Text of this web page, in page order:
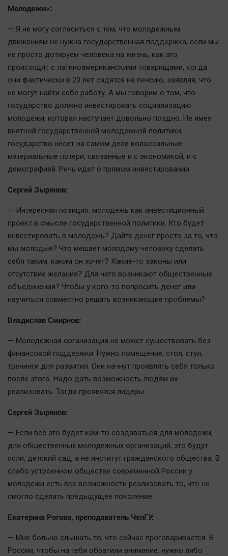
Молодежи»:
— Я не могу согласиться с тем, что молодежным
движениям не нужна государственная поддержка, если мы
не просто дотируем человека на жизнь, как это
происходит с латиноамериканскими товарищами, когда
они фактически в 20 лет садятся на пенсию, заявляя, что
не могут найти себе работу. А мы говорим о том, что
государство должно инвестировать социализацию
молодежи, которая наступает довольно поздно. Не имея
внятной государственной молодежной политики,
государство несет на самом деле колоссальные
материальные потери, связанные и с экономикой, и с
демографией. Речь идет о прямом инвестировании.
Сергей Зырянов:
— Интересная позиция: молодежь как инвестиционный
проект в смысле государственной политики. Кто будет
инвестировать в молодежь? Дайте денег просто за то, что
мы молодые? Что мешает молодому человеку сделать
себя таким, каким он хочет? Какие-то законы или
отсутствие желания? Для чего возникают общественные
объединения? Чтобы у кого-то попросить денег или
научиться совместно решать возникающие проблемы?
Владислав Смирнов:
— Молодежная организация не может существовать без
финансовой поддержки. Нужно помещение, стол, стул,
тренинги для развития. Они начнут проявлять себя только
после этого. Надо дать возможность людям их
реализовать. Тогда проявятся лидеры.
Сергей Зырянов:
— Если все это будет кем-то создаваться для молодежи,
для общественных молодежных организаций, это будут
ясли, детский сад, а не институт гражданского общества. В
слабо устроенном обществе современной России у
молодежи есть все возможности реализовать то, что не
смогло сделать предыдущее поколение.
Екатерина Рогова, преподаватель ЧелГУ:
— Мне больно слышать то, что сейчас проговаривается. В
России, чтобы на тебя обратили внимание, нужно либо